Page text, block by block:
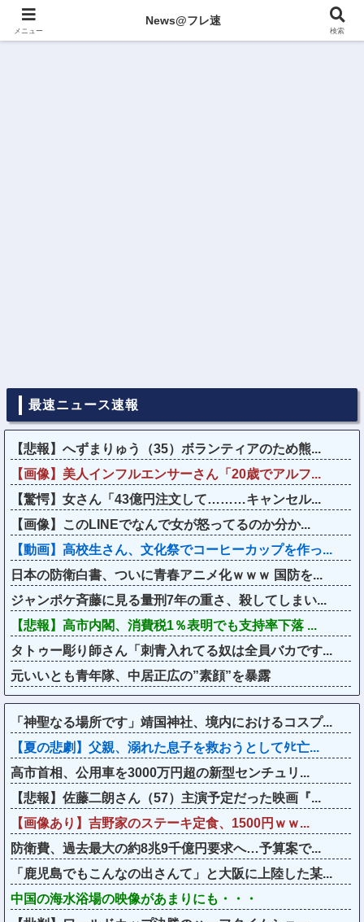
最速ニュース速報
【悲報】へずまりゅう（35）ボランティアのため熊...
【画像】美人インフルエンサーさん「20歳でアルフ...
【驚愕】女さん「43億円注文して………キャンセル...
【画像】このLINEでなんで女が怒ってるのか分か...
【動画】高校生さん、文化祭でコーヒーカップを作っ...
日本の防衛白書、ついに青春アニメ化ｗｗｗ 国防を...
ジャンポケ斉藤に見る量刑7年の重さ、殺してしまい...
【悲報】高市内閣、消費税1％表明でも支持率下落 ...
タトゥー彫り師さん「刺青入れてる奴は全員バカです...
元いいとも青年隊、中居正広の”素顔”を暴露
「神聖なる場所です」靖国神社、境内におけるコスプ...
【夏の悲劇】父親、溺れた息子を救おうとしてﾀﾋ亡...
高市首相、公用車を3000万円超の新型センチュリ...
【悲報】佐藤二朗さん（57）主演予定だった映画『...
【画像あり】吉野家のステーキ定食、1500円ｗｗ...
防衛費、過去最大の約8兆9千億円要求へ…予算案で...
「鹿児島でもこんなの出さんて」と大阪に上陸した某...
中国の海水浴場の映像があまりにも・・・
メニュー
News@フレ速
検索